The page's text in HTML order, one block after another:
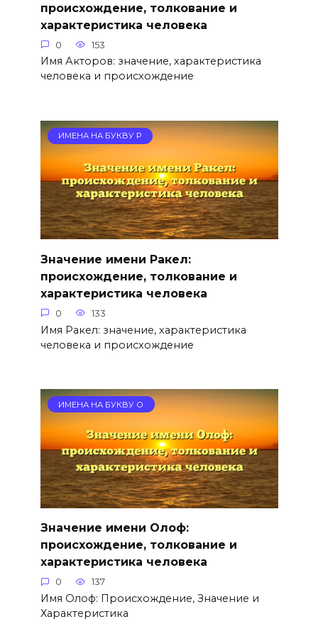
происхождение, толкование и
характеристика человека
0 153
Имя Акторов: значение, характеристика
человека и происхождение
ИМЕНА НА БУКВУ Р
Значение имени Ракел:
происхождение, толкование и
характеристика человека
0 133
Имя Ракел: значение, характеристика
человека и происхождение
ИМЕНА НА БУКВУ О
Значение имени Олоф:
происхождение, толкование и
характеристика человека
0 137
Имя Олоф: Происхождение, Значение и
Характеристика